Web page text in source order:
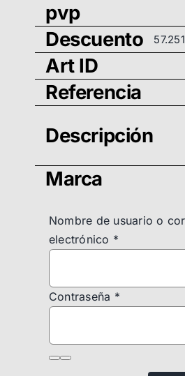
pvp
Descuento
Art ID
Referencia
Descripción
Marca
Nombre de usuario o
electrónico *
Contraseña *